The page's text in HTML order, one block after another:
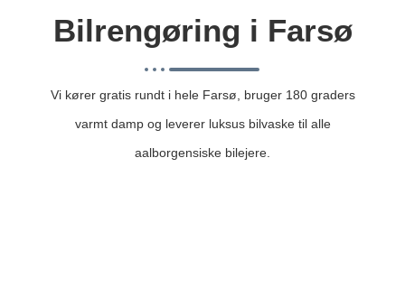
Bilrengøring i Farsø
Vi kører gratis rundt i hele Farsø, bruger 180 graders
varmt damp og leverer luksus bilvaske til alle
aalborgensiske bilejere.